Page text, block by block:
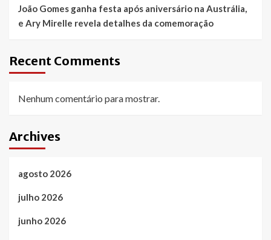
João Gomes ganha festa após aniversário na Austrália,
e Ary Mirelle revela detalhes da comemoração
Recent Comments
Nenhum comentário para mostrar.
Archives
agosto 2026
julho 2026
junho 2026